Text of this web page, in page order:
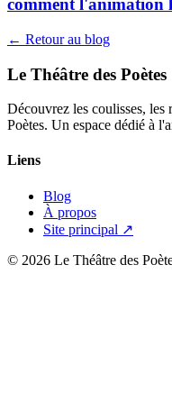
comment l'animation
← Retour au blog
Le Théâtre des Poètes
Découvrez les coulisses,
Poètes. Un espace dédié à
Liens
Blog
À propos
Site principal ↗
© 2026 Le Théâtre des